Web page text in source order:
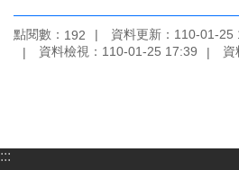
請
案
件
點閱數： 192
資料更新：110-01-25
資料檢視：110-01-25 17:39
資
:::